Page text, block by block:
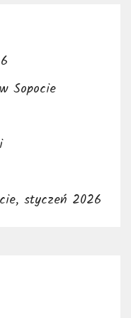
Sopocie
styczeń 2026